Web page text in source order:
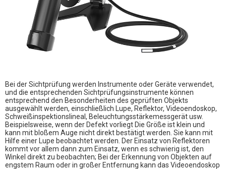
Bei der Sichtprüfung werden Instrumente oder Geräte verwendet,
und die entsprechenden Sichtprüfungsinstrumente können
entsprechend den Besonderheiten des geprüften Objekts
ausgewählt werden, einschließlich Lupe, Reflektor, Videoendoskop,
Schweißinspektionslineal, Beleuchtungsstärkemessgerät usw.
Beispielsweise, wenn der Defekt vorliegt Die Größe ist klein und
kann mit bloßem Auge nicht direkt bestätigt werden. Sie kann mit
Hilfe einer Lupe beobachtet werden. Der Einsatz von Reflektoren
kommt vor allem dann zum Einsatz, wenn es schwierig ist, den
Winkel direkt zu beobachten; Bei der Erkennung von Objekten auf
engstem Raum oder in großer Entfernung kann das Videoendoskop